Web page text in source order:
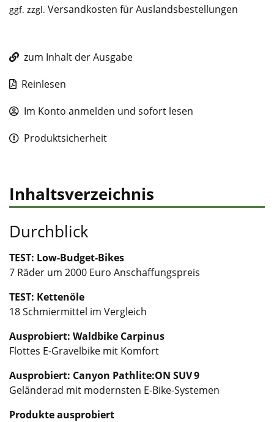
ggf. zzgl. Versandkosten für Auslandsbestellungen
zum Inhalt der Ausgabe
Reinlesen
Im Konto anmelden und sofort lesen
Produktsicherheit
Inhaltsverzeichnis
Durchblick
TEST: Low-Budget-Bikes
7 Räder um 2000 Euro Anschaffungspreis
TEST: Kettenöle
18 Schmiermittel im Vergleich
Ausprobiert: Waldbike Carpinus
Flottes E-Gravelbike mit Komfort
Ausprobiert: Canyon Pathlite:ON SUV 9
Geländerad mit modernsten E-Bike-Systemen
Produkte ausprobiert